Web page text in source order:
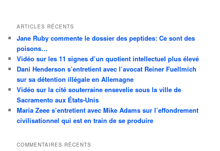
ARTICLES RÉCENTS
Jane Ruby commente le dossier des peptides: Ce sont des
poisons…
Vidéo sur les 11 signes d’un quotient intellectuel plus élevé
Dani Henderson s’entretient avec l’avocat Reiner Fuellmich
sur sa détention illégale en Allemagne
Vidéo sur la cité souterraine ensevelie sous la ville de
Sacramento aux États-Unis
Maria Zeee s’entretient avec Mike Adams sur l’effondrement
civilisationnel qui est en train de se produire
COMMENTAIRES RÉCENTS